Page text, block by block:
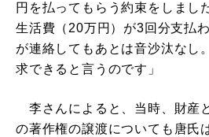
円を払ってもらう約束をしまし
生活費（20万円）が3回分支払
が連絡してもあとは音沙汰なし
求できると言うのです」
李さんによると、当時、財産
の著作権の譲渡についても唐氏